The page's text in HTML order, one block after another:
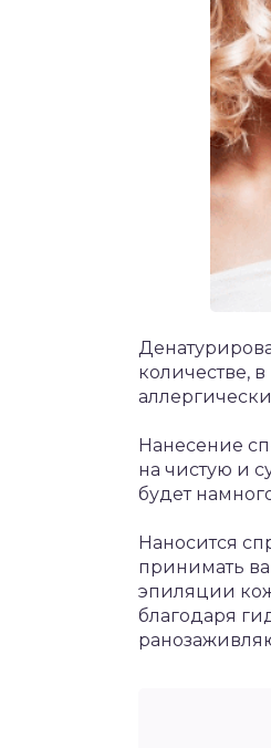
количестве,
Нанесение
на чистую и
будет
Наносится
принимать
эпиляции
благодаря